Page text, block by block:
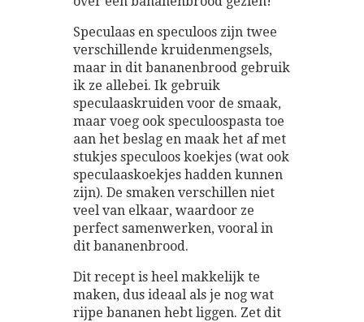
Speculaas en speculoos zijn twee
verschillende kruidenmengsels,
maar in dit bananenbrood gebruik
ik ze allebei. Ik gebruik
speculaaskruiden voor de smaak,
maar voeg ook speculoospasta toe
aan het beslag en maak het af met
stukjes speculoos koekjes (wat ook
speculaaskoekjes hadden kunnen
zijn). De smaken verschillen niet
veel van elkaar, waardoor ze
perfect samenwerken, vooral in
dit bananenbrood.
Dit recept is heel makkelijk te
maken, dus ideaal als je nog wat
rijpe bananen hebt liggen. Zet dit